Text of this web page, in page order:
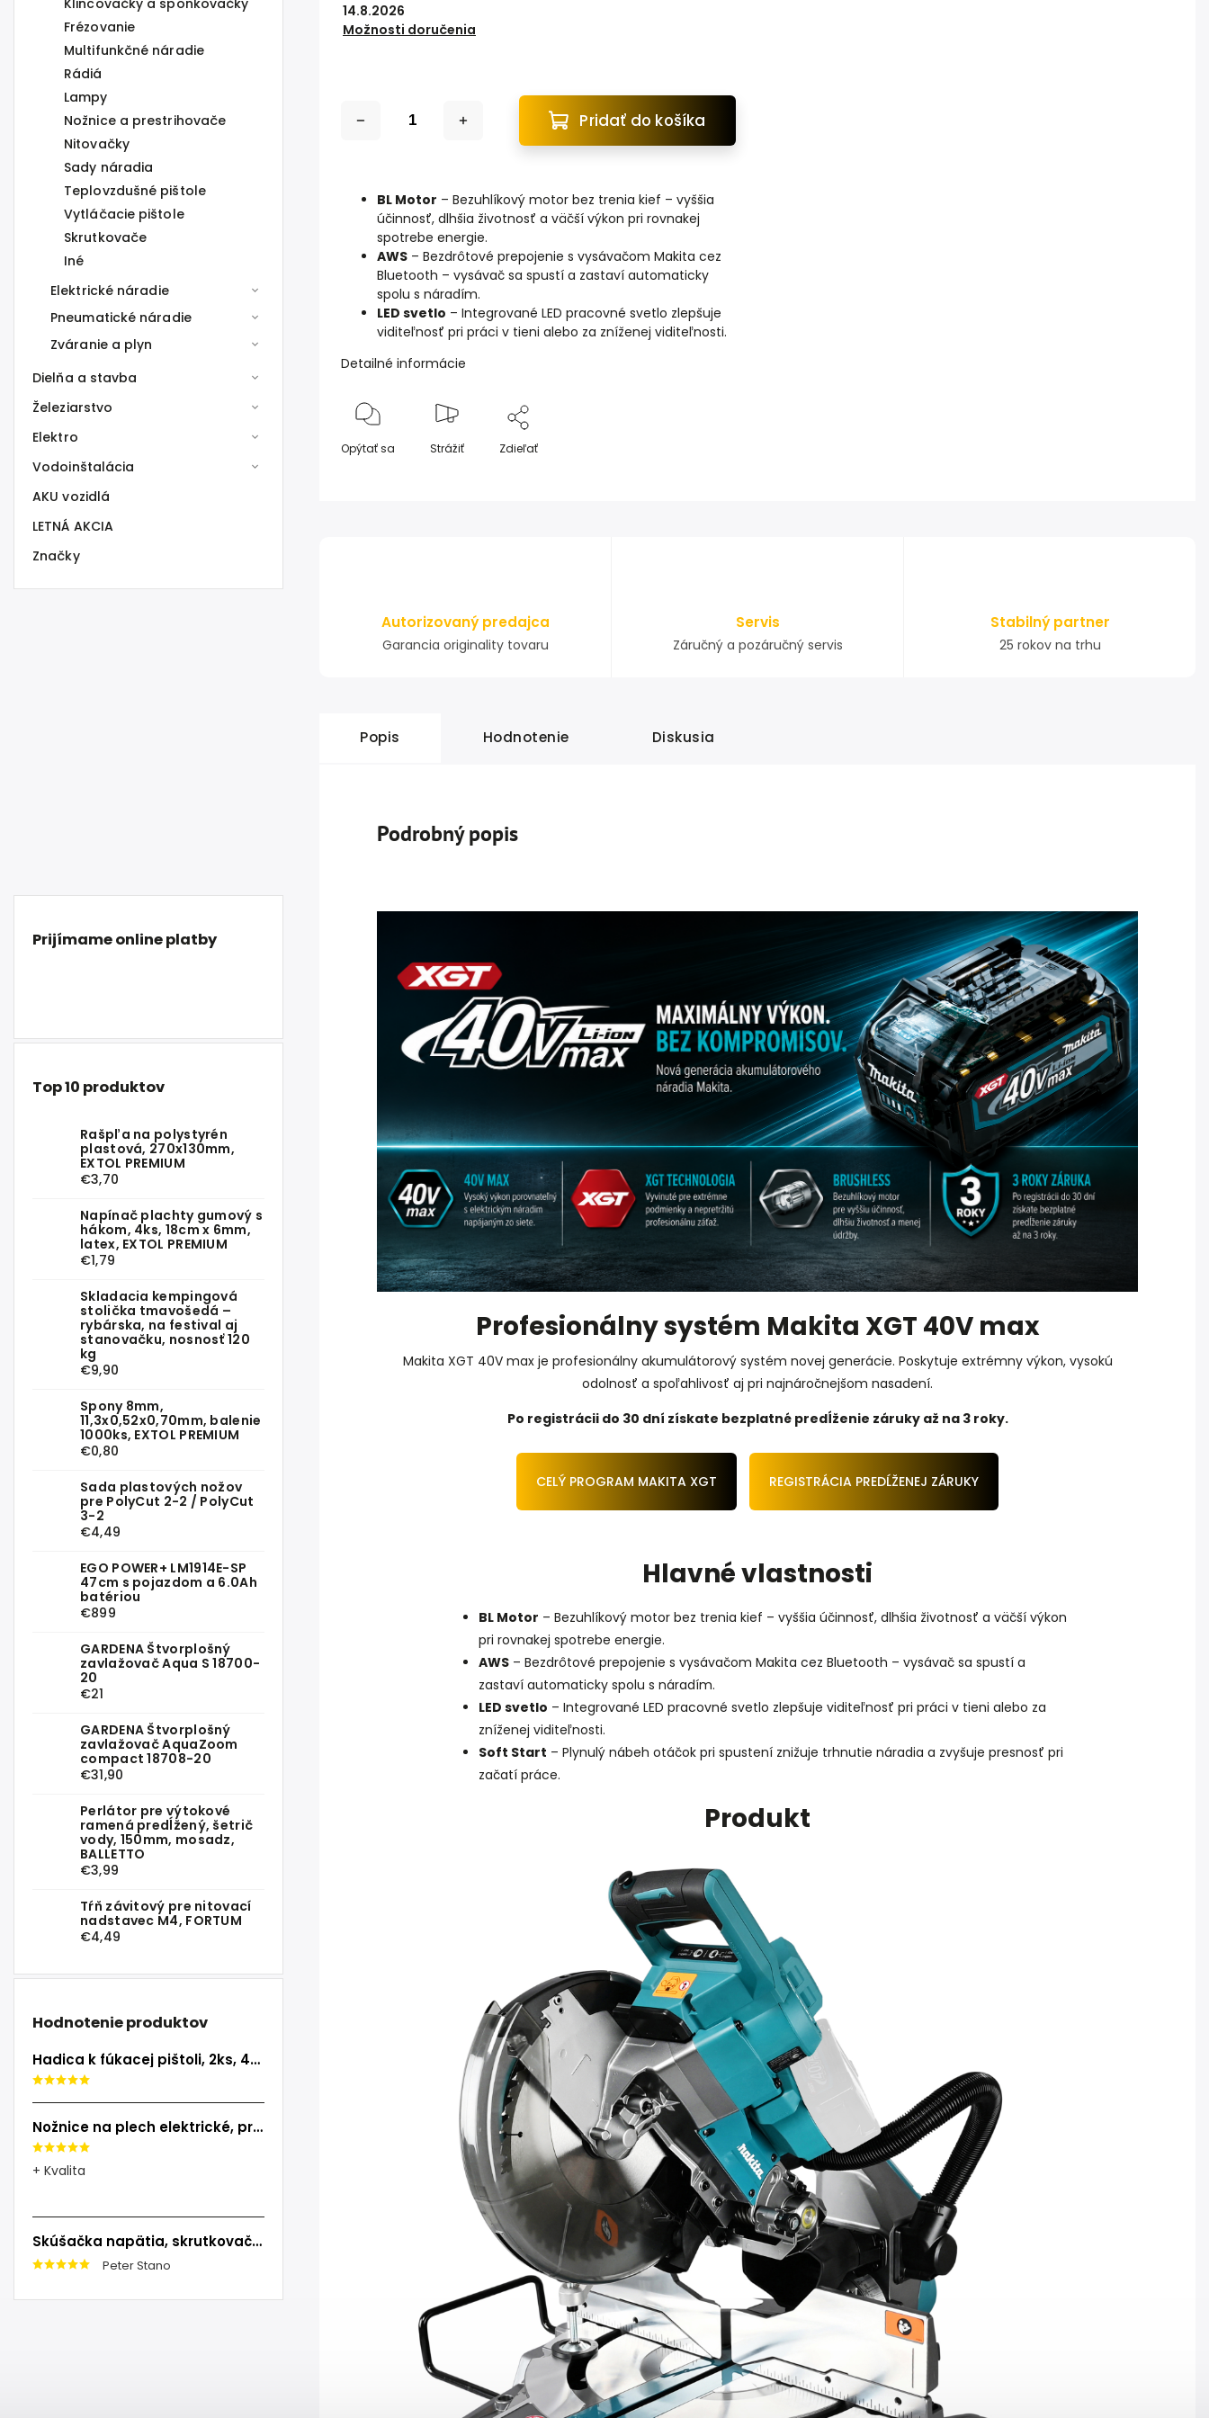
Klincovačky a sponkovačky
Frézovanie
Multifunkčné náradie
Rádiá
Lampy
Nožnice a prestrihovače
Nitovačky
Sady náradia
Teplovzdušné pištole
Vytláčacie pištole
Skrutkovače
Iné
Elektrické náradie
Pneumatické náradie
Zváranie a plyn
Dielňa a stavba
Železiarstvo
Elektro
Vodoinštalácia
AKU vozidlá
LETNÁ AKCIA
Značky
Prijímame online platby
Top 10 produktov
Rašpľa na polystyrén
plastová, 270x130mm,
EXTOL PREMIUM
€3,70
Napínač plachty gumový s
hákom, 4ks, 18cm x 6mm,
latex, EXTOL PREMIUM
€1,79
Skladacia kempingová
stolička tmavošedá –
rybárska, na festival aj
stanovačku, nosnosť 120
kg
€9,90
Spony 8mm,
11,3x0,52x0,70mm, balenie
1000ks, EXTOL PREMIUM
€0,80
Sada plastových nožov
pre PolyCut 2-2 / PolyCut
3-2
€4,49
EGO POWER+ LM1914E-SP
47cm s pojazdom a 6.0Ah
batériou
€899
GARDENA Štvorplošný
zavlažovač Aqua S 18700-
20
€21
GARDENA Štvorplošný
zavlažovač AquaZoom
compact 18708-20
€31,90
Perlátor pre výtokové
ramená predĺžený, šetrič
vody, 150mm, mosadz,
BALLETTO
€3,99
Tŕň závitový pre nitovací
nadstavec M4, FORTUM
€4,49
Hodnotenie produktov
Hadica k fúkacej pištoli, 2ks, 40cm, EXTOL PREMIUM
Nožnice na plech elektrické, príkon 500W, EXTOL INDUSTRIAL
+ Kvalita
Skúšačka napätia, skrutkovač, 100-250V, skrutkovač (-)3x140mm, EXTOL CRAFT
Peter Stano
14.8.2026
Možnosti doručenia
Pridať do košíka
BL Motor – Bezuhlíkový motor bez trenia kief – vyššia
účinnosť, dlhšia životnosť a väčší výkon pri rovnakej
spotrebe energie.
AWS – Bezdrôtové prepojenie s vysávačom Makita cez
Bluetooth – vysávač sa spustí a zastaví automaticky
spolu s náradím.
LED svetlo – Integrované LED pracovné svetlo zlepšuje
viditeľnosť pri práci v tieni alebo za zníženej viditeľnosti.
Detailné informácie
Opýtať sa Strážiť Zdieľať
Autorizovaný predajca
Garancia originality tovaru
Servis
Záručný a pozáručný servis
Stabilný partner
25 rokov na trhu
Popis Hodnotenie Diskusia
Podrobný popis
Profesionálny systém Makita XGT 40V max
Makita XGT 40V max je profesionálny akumulátorový systém novej generácie. Poskytuje extrémny výkon, vysokú
odolnosť a spoľahlivosť aj pri najnáročnejšom nasadení.
Po registrácii do 30 dní získate bezplatné predĺženie záruky až na 3 roky.
CELÝ PROGRAM MAKITA XGT REGISTRÁCIA PREDĹŽENEJ ZÁRUKY
Hlavné vlastnosti
BL Motor – Bezuhlíkový motor bez trenia kief – vyššia účinnosť, dlhšia životnosť a väčší výkon
pri rovnakej spotrebe energie.
AWS – Bezdrôtové prepojenie s vysávačom Makita cez Bluetooth – vysávač sa spustí a
zastaví automaticky spolu s náradím.
LED svetlo – Integrované LED pracovné svetlo zlepšuje viditeľnosť pri práci v tieni alebo za
zníženej viditeľnosti.
Soft Start – Plynulý nábeh otáčok pri spustení znižuje trhnutie náradia a zvyšuje presnosť pri
začatí práce.
Produkt